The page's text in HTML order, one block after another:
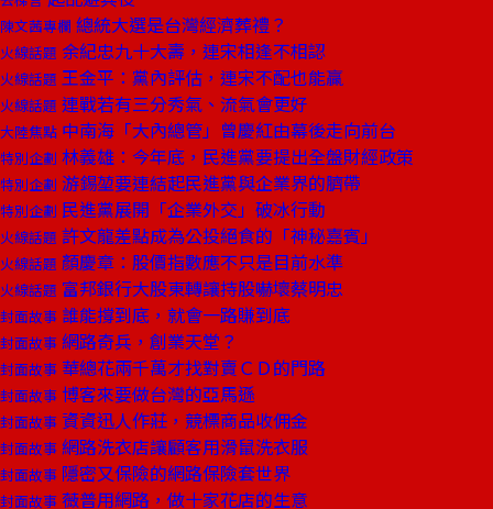
陳文茜專欄 總統大選是台灣經濟葬禮？
火線話題 余紀忠九十大壽，連宋相逢不相認
火線話題 王金平：黨內評估，連宋不配也能贏
火線話題 連戰若有三分秀氣、流氣會更好
大陸焦點 中南海「大內總管」曾慶紅由幕後走向前台
特別企劃 林義雄：今年底，民進黨要提出全盤財經政策
特別企劃 游錫堃要連結起民進黨與企業界的臍帶
特別企劃 民進黨展開「企業外交」破冰行動
火線話題 許文龍差點成為公投絕食的「神秘嘉賓」
火線話題 顏慶章：股價指數應不只是目前水準
火線話題 富邦銀行大股東轉讓持股嚇壞蔡明忠
封面故事 誰能撐到底，就會一路賺到底
封面故事 網路奇兵，創業天堂？
封面故事 華總花兩千萬才找對賣ＣＤ的門路
封面故事 博客來要做台灣的亞馬遜
封面故事 資資迅人作莊，競標商品收佣金
封面故事 網路洗衣店讓顧客用滑鼠洗衣服
封面故事 隱密又保險的網路保險套世界
封面故事 薇普用網路，做十家花店的生意